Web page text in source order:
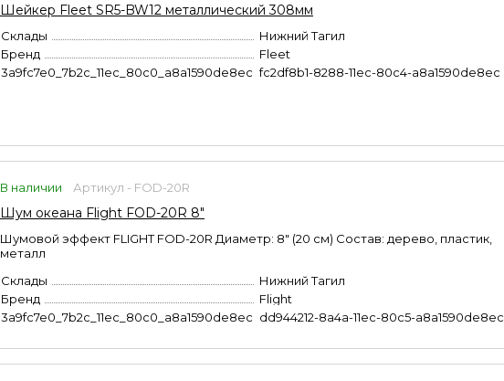
Шейкер Fleet SR5-BW12 металлический 308мм
Склады
Нижний Тагил
Бренд
Fleet
3a9fc7e0_7b2c_11ec_80c0_a8a1590de8ec fc2df8b1-8288-11ec-80c4-a8a1590de8ec
В наличии Артикул - FOD-20R
Шум океана Flight FOD-20R 8"
Шумовой эффект FLIGHT FOD-20R Диаметр: 8" (20 см) Состав: дерево, пластик,
металл
Склады
Нижний Тагил
Бренд
Flight
3a9fc7e0_7b2c_11ec_80c0_a8a1590de8ec dd944212-8a4a-11ec-80c5-a8a1590de8ec